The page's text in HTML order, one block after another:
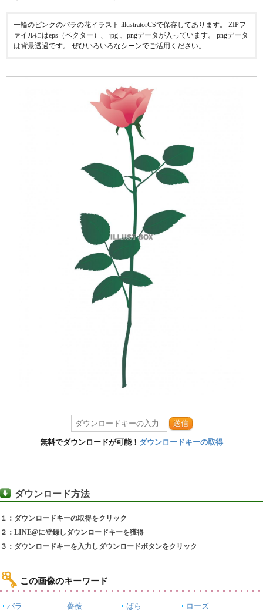
一輪のピンクのバラの花イラスト illustratorCSで保存してあります。 ZIPフ
ァイルにはeps（ベクター）、 jpg 、pngデータが入っています。 pngデータ
は背景透過です。 ぜひいろいろなシーンでご活用ください。
送信
無料でダウンロードが可能！ ダウンロードキーの取得
ダウンロード方法
１：ダウンロードキーの取得をクリック
２：LINE@に登録しダウンロードキーを獲得
３：ダウンロードキーを入力しダウンロードボタンをクリック
この画像のキーワード
バラ 薔薇 ばら
ローズ